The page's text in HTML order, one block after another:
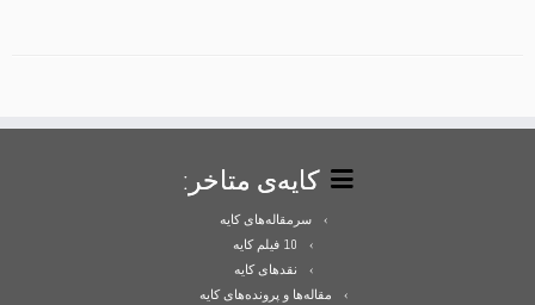
کایه‌ی متاخر:
سرمقاله‌های کایه
10 فیلم کایه
نقدهای کایه
مقاله‌ها و پرونده‌های کایه